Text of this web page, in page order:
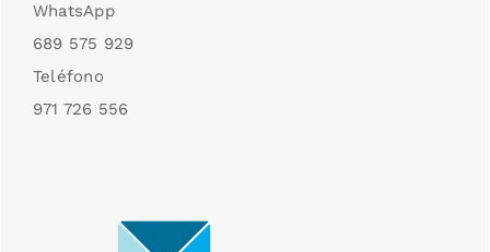
WhatsApp
689 575 929
Teléfono
971 726 556